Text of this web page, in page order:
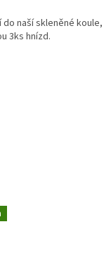
naší skleněné koule,
3ks hnízd.